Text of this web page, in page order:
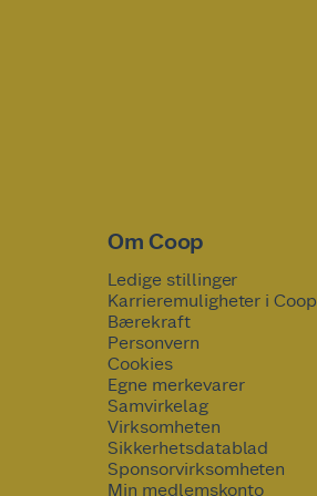
Om Coop
Ledige stillinger
Karrieremuligheter i Coop
Bærekraft
Personvern
Cookies
Egne merkevarer
Samvirkelag
Virksomheten
Sikkerhetsdatablad
Sponsorvirksomheten
Min medlemskonto